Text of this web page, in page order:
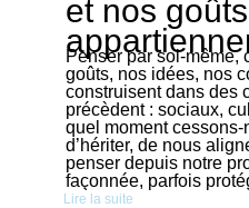
et nos
Penser par soi-même,
goûts, nos idées, nos
construisent dans des
précèdent : sociaux,
quel moment cessons-
d’hériter, de nous
penser depuis notre
façonnée, parfois
Lire la suite